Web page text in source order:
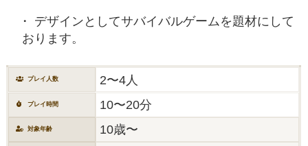
デザインとしてサバイバルゲームを題材にして
おります。
プレイ人数 2〜4人
プレイ時間 10〜20分
対象年齢 10歳〜